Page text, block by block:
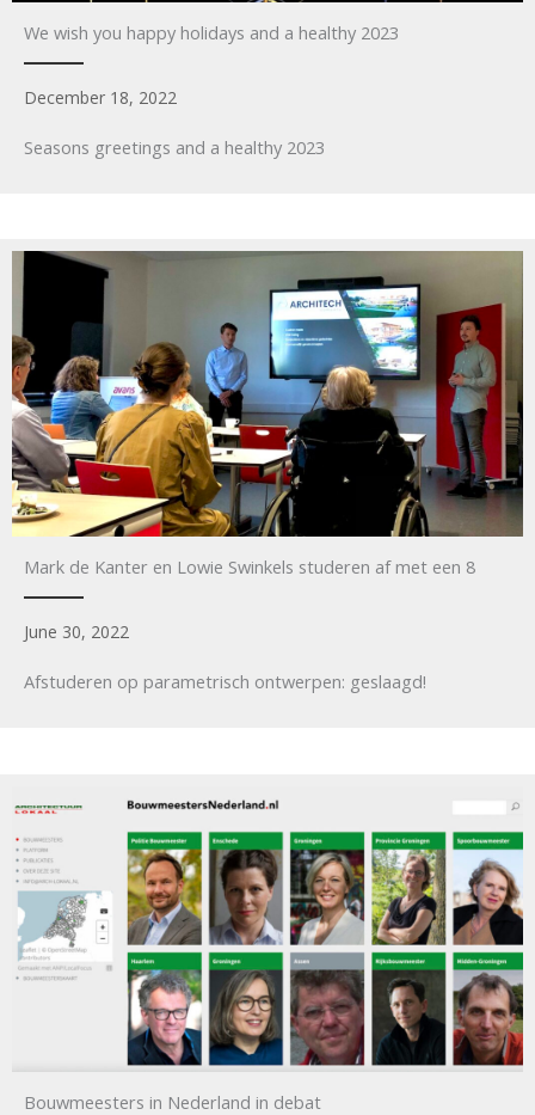
We wish you happy holidays and a healthy 2023
December 18, 2022
Seasons greetings and a healthy 2023
Mark de Kanter en Lowie Swinkels studeren af met een 8
June 30, 2022
Afstuderen op parametrisch ontwerpen: geslaagd!
Bouwmeesters in Nederland in debat